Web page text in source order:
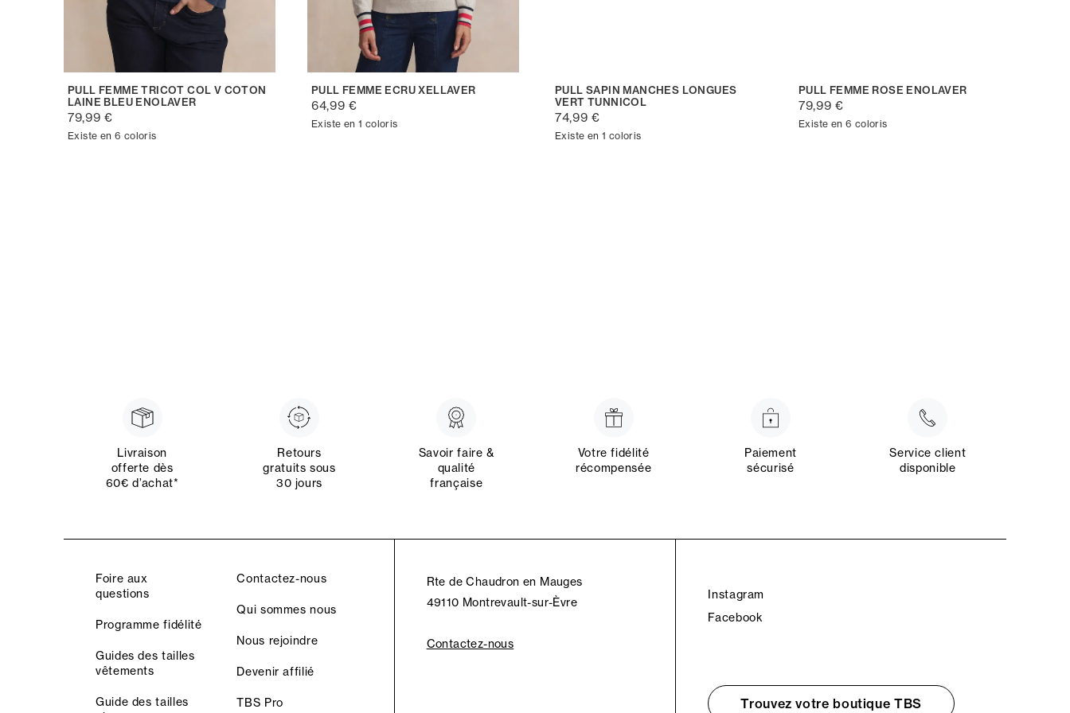
PULL FEMME TRICOT COL V COTON
LAINE BLEU ENOLAVER
79,99 €
Existe en 6 coloris
PULL FEMME ECRU XELLAVER
64,99 €
Existe en 1 coloris
PULL SAPIN MANCHES LONGUES
VERT TUNNICOL
74,99 €
Existe en 1 coloris
PULL FEMME ROSE ENOLAVER
79,99 €
Existe en 6 coloris
Livraison
offerte dès
60€ d’achat*
Retours
gratuits sous
30 jours
Savoir faire &
qualité
française
Votre fidélité
récompensée
Paiement
sécurisé
Service client
disponible
Foire aux
questions
Programme fidélité
Guides des tailles
vêtements
Guide des tailles
Contactez-nous
Qui sommes nous
Nous rejoindre
Devenir affilié
TBS Pro
Rte de Chaudron en Mauges
49110 Montrevault-sur-Èvre
Contactez-nous
Instagram
Facebook
Trouvez votre boutique TBS